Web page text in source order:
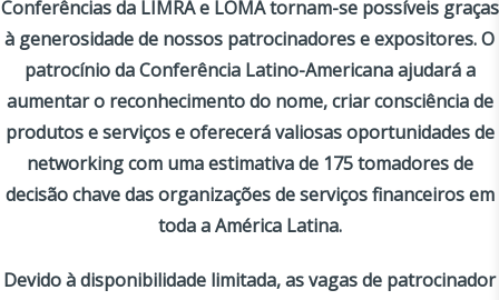
Conferências da LIMRA e LOMA tornam-se possíveis graças
à generosidade de nossos patrocinadores e expositores. O
patrocínio da Conferência Latino-Americana ajudará a
aumentar o reconhecimento do nome, criar consciência de
produtos e serviços e oferecerá valiosas oportunidades de
networking com uma estimativa de 175 tomadores de
decisão chave das organizações de serviços financeiros em
toda a América Latina.
Devido à disponibilidade limitada, as vagas de patrocinador